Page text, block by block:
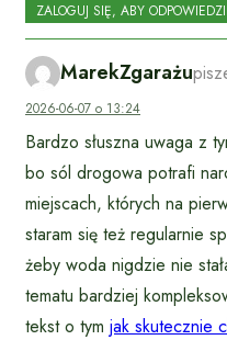
ZALOGUJ SIĘ, ABY
MarekZgarażu
2026-06-07 o 13:24
Bardzo słuszna uwaga z
bo sól drogowa potrafi
miejscach, których na
staram się też regularnie
żeby woda nigdzie nie
tematu bardziej
tekst o tym jak skutecznie